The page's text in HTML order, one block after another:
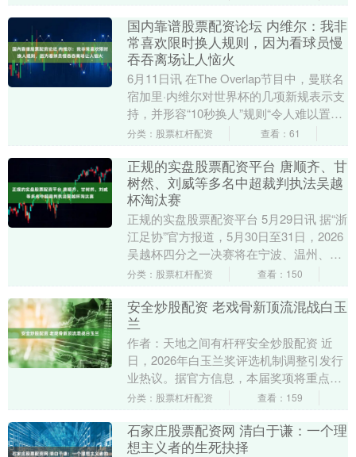
国内靠谱股票配资论坛 内维尔：我非
常喜欢限时换人规则，因为看球员慢
吞吞离场让人恼火
6月11日讯 在The Overlap节目中，曼联名
宿加里·内维尔对世界杯的几项新规表示支
持，并形容“10秒换人”规则“令人难以置
信”。 内维尔这样谈道：“我认....
分类：股票杠杆配资 查看：61
正规的实盘股票配资平台 唐顺齐、甘
树然、刘威等多名中超裁判执法吴越
杯淘汰赛
正规的实盘股票配资平台 5月29日讯 据“浙
江足协”官方报道，5月30日至31日，2026
吴越杯四分之一决赛将在宁波、温州、杭
州、金华四个赛区打响。甘树然、唐顺....
分类：股票杠杆配资 查看：150
安全炒股配资 老戏骨新顶流混战白玉
兰
作者：天地之间有杆秤安全炒股配资 近
日，2026年白玉兰奖评选机制调整引发行
业热议。据官方信息，本届奖项将重点聚
焦现实题材、行业突破与国际视野三大维
分类：股票杠杆配资 查看：159
石家庄股票配资网 清白于谦：一个理
想主义者的生死抉择